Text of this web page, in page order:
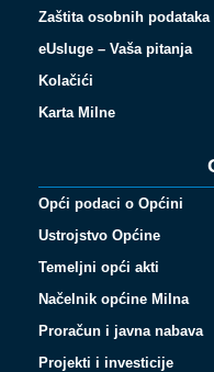
Zaštita osobnih podataka
eUsluge – Vaša pitanja
Kolačići
Karta Milne
Opći podaci o Općini
Ustrojstvo Općine
Temeljni opći akti
Načelnik općine Milna
Proračun i javna nabava
Projekti i investicije